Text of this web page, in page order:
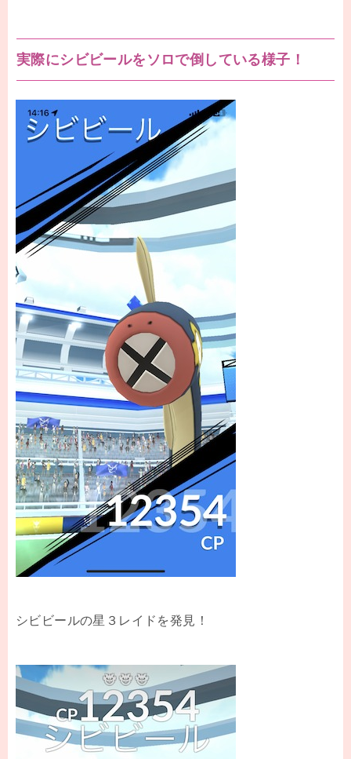
実際にシビビールをソロで倒している様子！
シビビールの星３レイドを発見！